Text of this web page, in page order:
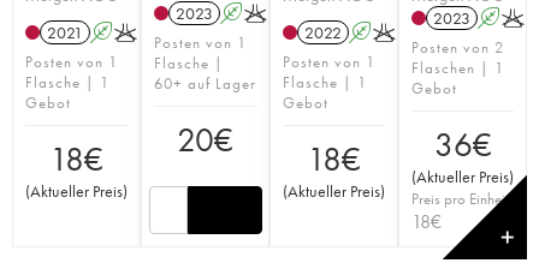
2021
AK
Posten von 1
Flasche | 1
Gebot
18€
(Aktueller Preis)
2023 AK
Posten von 1
Flasche |
60+ auf Lager
20€
2022 AK
Posten von 1
Flasche | 1
Gebot
18€
(Aktueller Preis)
2023 AK
Posten von 2
Flaschen | 1
Gebot
36€
(Aktueller Preis)
Preis pro Einheit
18€
✕